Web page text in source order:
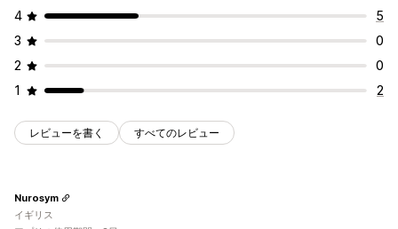
4
5
3
0
2
0
1
2
レビューを書く すべてのレビュー
Nurosym
イギリス